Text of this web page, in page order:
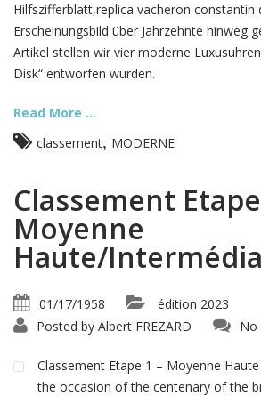
Hilfszifferblatt,replica vacheron constantin
Erscheinungsbild über Jahrzehnte hinweg
Artikel stellen wir vier moderne
Disk“ entworfen wurden.
Read More ...
classement, MODERNE
Classement
Moyenne
Haute/
01/17/1958
édition 2023
Posted by Albert FREZARD No
Classement Etape 1 – Moyenne
the occasion of the centenary of the